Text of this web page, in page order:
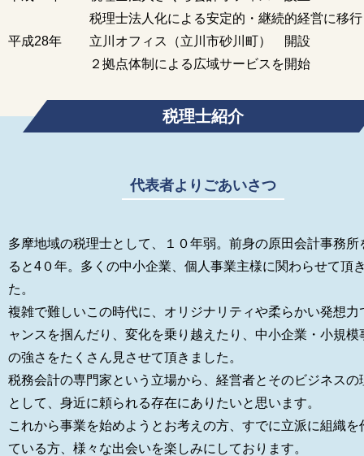
税理士法人化による安定的・継続的経営に移行
平成28年
立川オフィス（立川市砂川町） 開設
２拠点体制による広域サービスを開始
税理士紹介
代表者よりごあいさつ
多摩地域の税理士として、１０年弱。前身の原田会計事務所
ると4０年。多くの中小企業、個人事業主様に関わらせて頂
た。
複雑で難しいこの時代に、オリジナリティや柔らかい発想力
ャンスを掴んだり、変化を乗り越えたり、中小企業・小規模
の強さをたくさん見させて頂きました。
税務会計の専門家という立場から、経営者とそのビジネスの
として、身近に頼られる存在にありたいと思います。
これから事業を始めようとお考えの方、すでに立派に組織を
ている方、様々な出会いを楽しみにしております。